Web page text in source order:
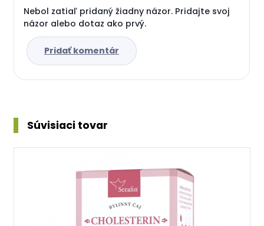
Nebol zatiaľ pridaný žiadny názor. Pridajte svoj
názor alebo dotaz ako prvý.
Pridať komentár
Súvisiaci tovar